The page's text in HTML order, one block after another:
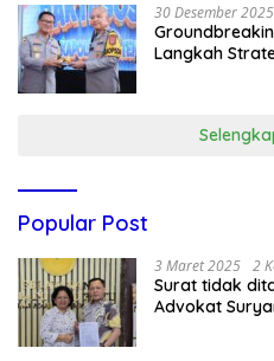
30 Desember 2025
Langkah
Popular Post
3 Maret 2025 2
Surat tidak
Advokat